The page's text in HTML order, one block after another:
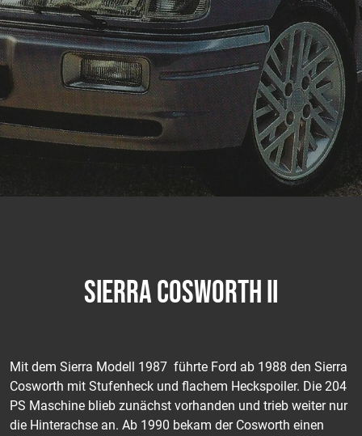
SIERRA COSWORTH II
Mit dem Sierra Modell 1987 führte Ford ab 1988 den Sierra
Cosworth mit Stufenheck und flachem Heckspoiler. Die 204
PS Maschine blieb zunächst vorhanden und trieb weiter nur
die Hinterachse an. Ab 1990 bekam der Cosworth einen